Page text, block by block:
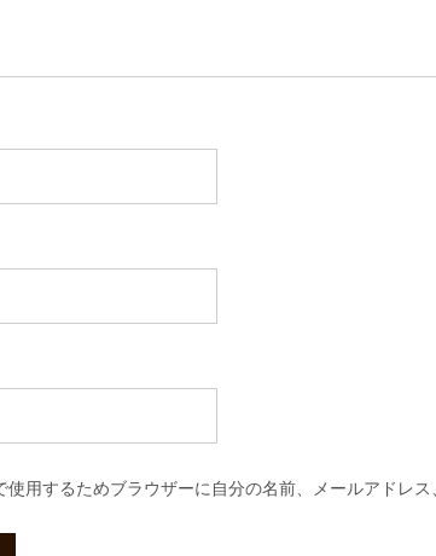
使用するためブラウザーに自分の名前、メールアドレス